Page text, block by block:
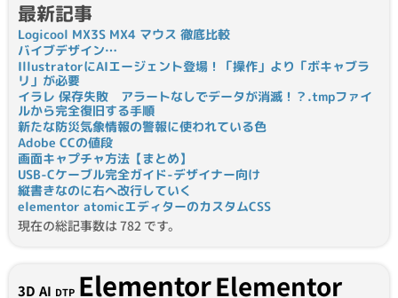
最新記事
Logicool MX3S MX4 マウス 徹底比較
バイブデザイン…
IllustratorにAIエージェント登場！「操作」より「ボキャブラ
リ」が必要
イラレ 保存失敗 アラートなしでデータが消滅！？.tmpファイ
ルから完全復旧する手順
新たな防災気象情報の警報に使われている色
Adobe CCの値段
画面キャプチャ方法【まとめ】
USB-Cケーブル完全ガイド-デザイナー向け
縦書きなのに右へ改行していく
elementor atomicエディターのカスタムCSS
現在の総記事数は 782 です。
3D AI DTP ElementorElementor